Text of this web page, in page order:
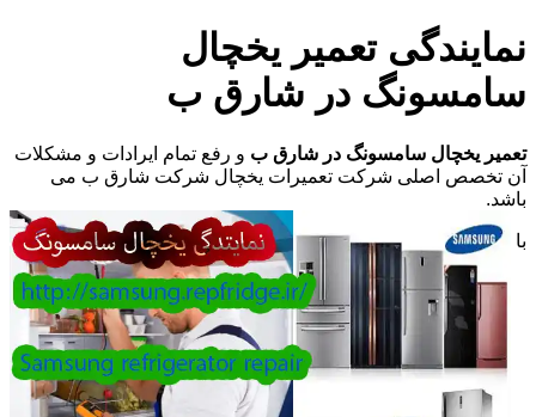
نمایندگی تعمیر یخچال
سامسونگ در شارق ب
تعمیر یخچال سامسونگ در شارق ب و رفع تمام ایرادات و مشکلات
آن تخصص اصلی شرکت تعمیرات یخچال شرکت شارق ب می
باشد.
با